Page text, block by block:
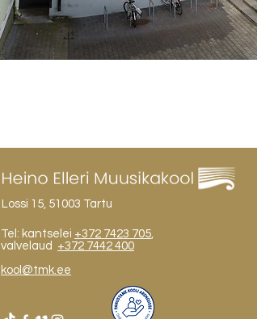
Lossi 15, 51003 Tartu
Tel: kantselei +372 7423 705,
valvelaud +372 7442 400
kool@tmk.ee